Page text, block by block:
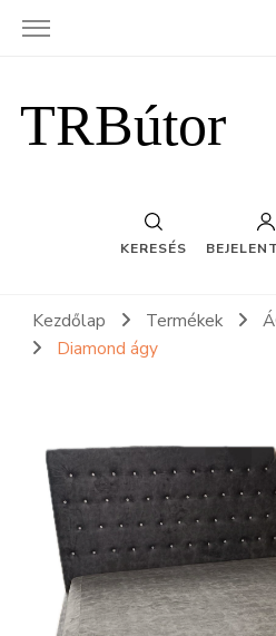
TRBútor
KERESÉS
Kezdőlap Termékek
Diamond ágy